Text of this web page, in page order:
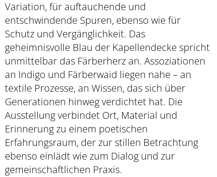
Variation, für auftauchende und
entschwindende Spuren, ebenso wie für
Schutz und Vergänglichkeit. Das
geheimnisvolle Blau der Kapellendecke spricht
unmittelbar das Färberherz an. Assoziationen
an Indigo und Färberwaid liegen nahe – an
textile Prozesse, an Wissen, das sich über
Generationen hinweg verdichtet hat. Die
Ausstellung verbindet Ort, Material und
Erinnerung zu einem poetischen
Erfahrungsraum, der zur stillen Betrachtung
ebenso einlädt wie zum Dialog und zur
gemeinschaftlichen Praxis.